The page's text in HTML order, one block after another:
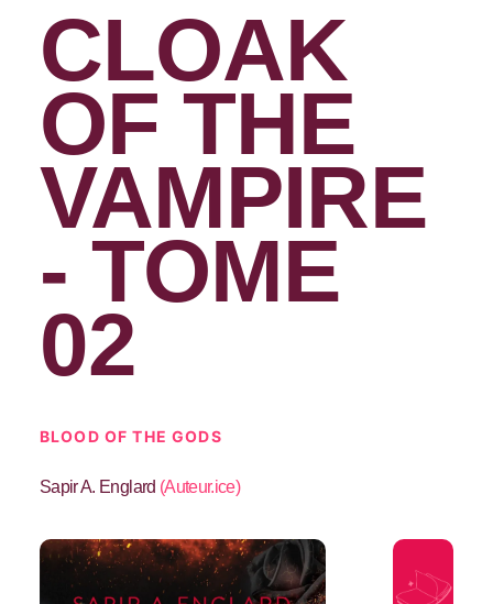
CLOAK
OF THE
VAMPIRE
- TOME
02
BLOOD OF THE GODS
Sapir A. Englard (Auteur.ice)